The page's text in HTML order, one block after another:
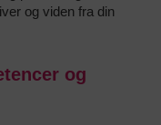
og viden fra din
og